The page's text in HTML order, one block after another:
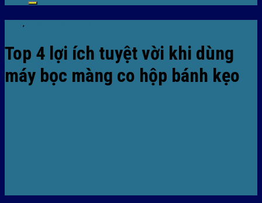
,
Top 4 lợi ích tuyệt vời khi dùng
máy bọc màng co hộp bánh kẹo